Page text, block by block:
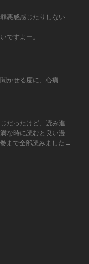
悪感感じたりしない
ですよー。
かせる度に、心痛
だったけど、読み進
な時に読むと良い漫
まで全部読みました←